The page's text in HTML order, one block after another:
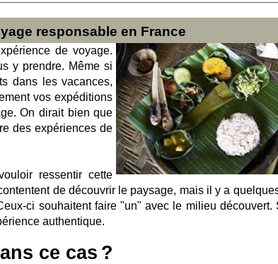
responsable en France
de voyage.
y prendre. Même si
dans les vacances,
vos expéditions
On dirait bien que
des expériences de
ressentir cette
de découvrir le paysage, mais il y a
ci souhaitent faire "un" avec le milieu découvert.
authentique.
ce cas ?